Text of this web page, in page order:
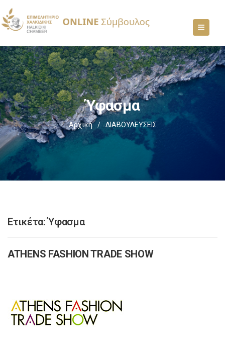
Ύφασμα
Αρχική / ΔΙΑΒΟΥΛΕΥΣΕΙΣ
Ετικέτα:Ύφασμα
ATHENS FASHION TRADE SHOW